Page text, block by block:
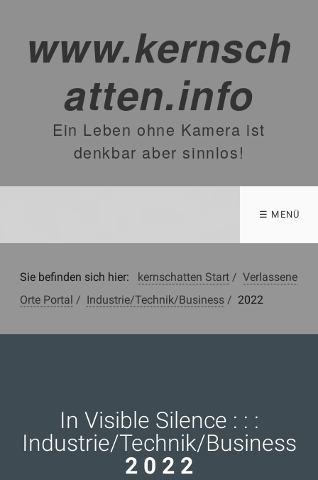
www.kernsch
atten.info
Ein Leben ohne Kamera ist
denkbar aber sinnlos!
☰ MENÜ
Sie befinden sich hier: kernschatten Start / Verlassene
Orte Portal / Industrie/Technik/Business / 2022
⁣In Visible Silence : : :
Industrie/Technik/Business
2 0 2 2